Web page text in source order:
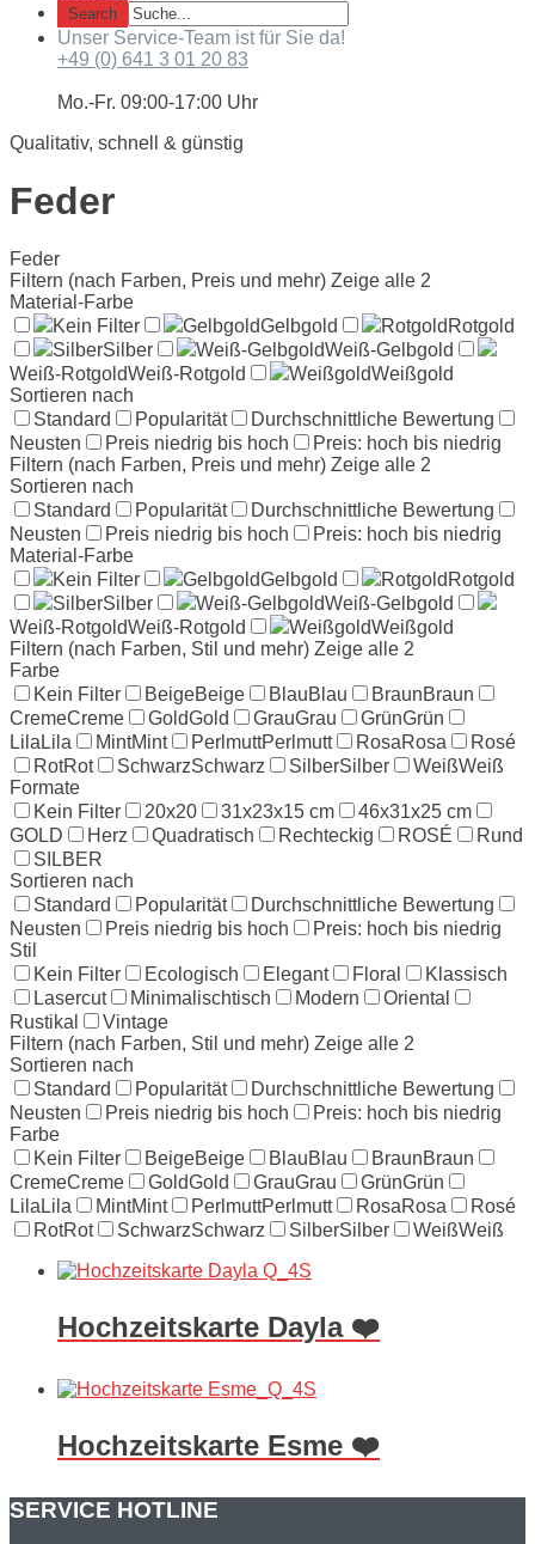
Unser Service-Team ist für Sie da!
+49 (0) 641 3 01 20 83
Mo.-Fr. 09:00-17:00 Uhr
Qualitativ, schnell & günstig
Feder
Feder
Filtern (nach Farben, Preis und mehr) Zeige alle 2
Material-Farbe
Kein Filter
GelbgoldGelbgold Rotgold Rotgold
SilberSilber Weiß-GelbgoldWeiß-Gelbgold
Weiß-RotgoldWeiß-Rotgold WeißgoldWeißgold
Sortieren nach
Standard
Popularität
Durchschnittliche Bewertung
Neusten
Preis niedrig bis hoch
Preis: hoch bis niedrig
Filtern (nach Farben, Preis und mehr) Zeige alle 2
Sortieren nach
Standard
Popularität
Durchschnittliche Bewertung
Neusten
Preis niedrig bis hoch
Preis: hoch bis niedrig
Material-Farbe
Kein Filter
GelbgoldGelbgold Rotgold Rotgold
SilberSilber Weiß-GelbgoldWeiß-Gelbgold
Weiß-RotgoldWeiß-Rotgold WeißgoldWeißgold
Filtern (nach Farben, Stil und mehr) Zeige alle 2
Farbe
Kein Filter
BeigeBeige BlauBlau BraunBraun
CremeCreme GoldGold GrauGrau GrünGrün
LilaLila MintMint PerlmuttPerlmutt RosaRosa
Rosé
RotRot SchwarzSchwarz SilberSilber WeißWeiß
Formate
Kein Filter
20x20 31x23x15 cm
46x31x25 cm
GOLD
Herz Quadratisch Rechteckig ROSÉ
Rund
SILBER
Sortieren nach
Standard
Popularität
Durchschnittliche Bewertung
Neusten
Preis niedrig bis hoch
Preis: hoch bis niedrig
Stil
Kein Filter
Ecologisch Elegant Floral
Klassisch
Lasercut
Minimalischtisch Modern
Oriental
Rustikal
Vintage
Filtern (nach Farben, Stil und mehr) Zeige alle 2
Sortieren nach
Standard
Popularität
Durchschnittliche Bewertung
Neusten
Preis niedrig bis hoch
Preis: hoch bis niedrig
Farbe
Kein Filter
BeigeBeige BlauBlau BraunBraun
CremeCreme GoldGold GrauGrau GrünGrün
LilaLila MintMint PerlmuttPerlmutt RosaRosa
Rosé
RotRot SchwarzSchwarz SilberSilber WeißWeiß
Hochzeitskarte Dayla ❤️
Hochzeitskarte Esme ❤️
SERVICE HOTLINE